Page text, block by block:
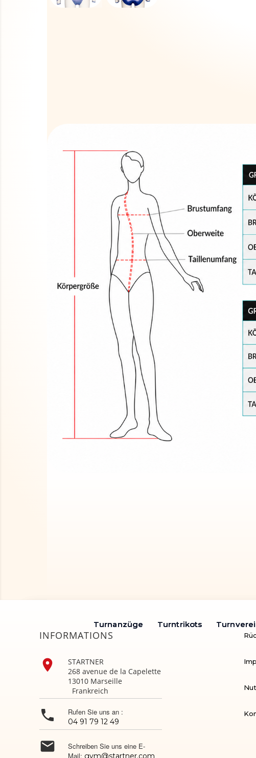
Turnanzüge Turntrikots
Turnanzüge Turntrikots
INFORMATIONS

STARTNER
268 avenue de la Capelette
13010 Marseille
Frankreich
 Rufen Sie uns an :
04 91 79 12 49

Schreiben Sie uns eine E-
Mail: gym@startner.com